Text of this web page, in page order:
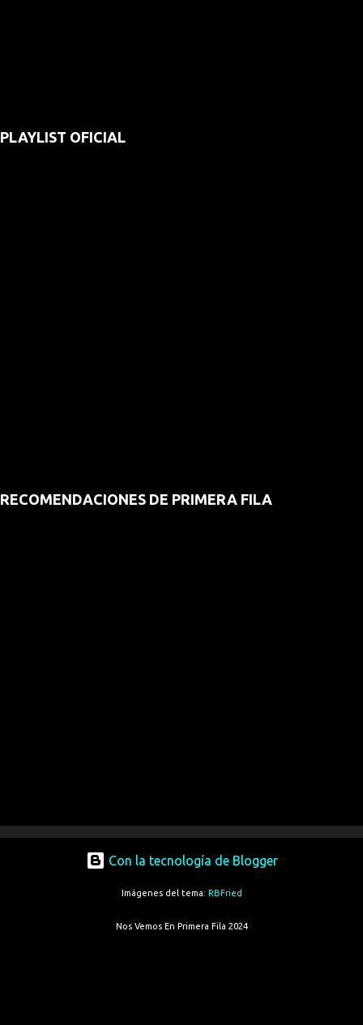
PLAYLIST OFICIAL
RECOMENDACIONES DE PRIMERA FILA
Con la tecnología de Blogger
Imágenes del tema: RBFried
Nos Vemos En Primera Fila 2024